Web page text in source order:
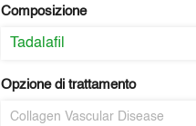
Composizione
Tadalafil
Opzione di trattamento
Collagen Vascular Disease